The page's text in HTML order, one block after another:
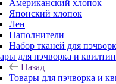
Американский хлопок
Японский хлопок
Лен
Наполнители
Набор тканей для
для пэчворка и
Назад
Товары для пэчворка и